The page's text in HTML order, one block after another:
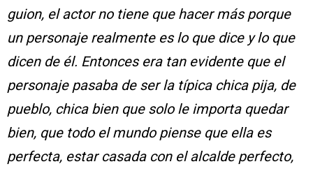
guion, el actor no tiene que hacer más porque
un personaje realmente es lo que dice y lo que
dicen de él. Entonces era tan evidente que el
personaje pasaba de ser la típica chica pija, de
pueblo, chica bien que solo le importa quedar
bien, que todo el mundo piense que ella es
perfecta, estar casada con el alcalde perfecto,